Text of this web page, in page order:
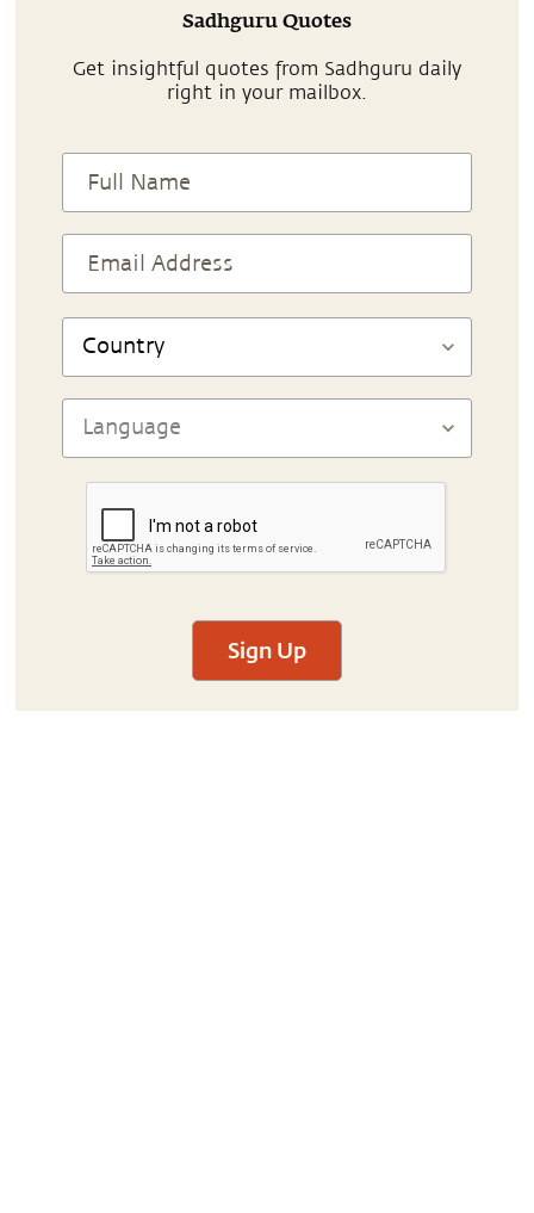
Sadhguru Quotes
Get insightful quotes from Sadhguru daily
right in your mailbox.
Sign Up